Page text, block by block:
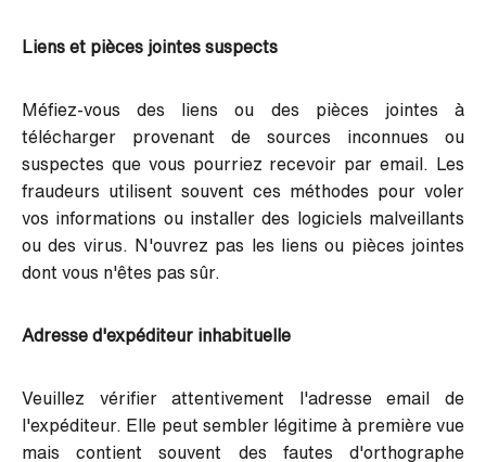
Liens et pièces jointes suspects
Méfiez-vous des liens ou des pièces jointes à
télécharger provenant de sources inconnues ou
suspectes que vous pourriez recevoir par email. Les
fraudeurs utilisent souvent ces méthodes pour voler
vos informations ou installer des logiciels malveillants
ou des virus. N'ouvrez pas les liens ou pièces jointes
dont vous n'êtes pas sûr.
Adresse d'expéditeur inhabituelle
Veuillez vérifier attentivement l'adresse email de
l'expéditeur. Elle peut sembler légitime à première vue
mais contient souvent des fautes d'orthographe